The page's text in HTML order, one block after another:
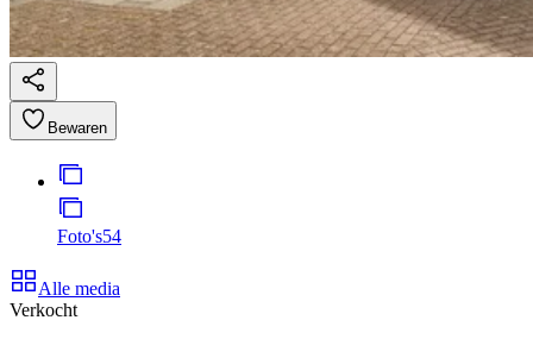
Bewaren
Foto's54
Alle media
Verkocht